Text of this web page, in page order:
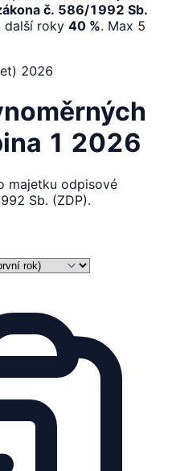
č. 586/1992 Sb.
další roky 40 %. Max 5
2026
1 2026
majetku odpisové
Sb. (ZDP).